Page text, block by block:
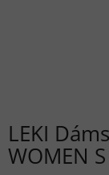
LEKI
WOMEN